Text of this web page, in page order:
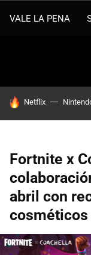
VALE LA PENA
HOY SE HABLA DE
Netflix
Fortnite x
abril con